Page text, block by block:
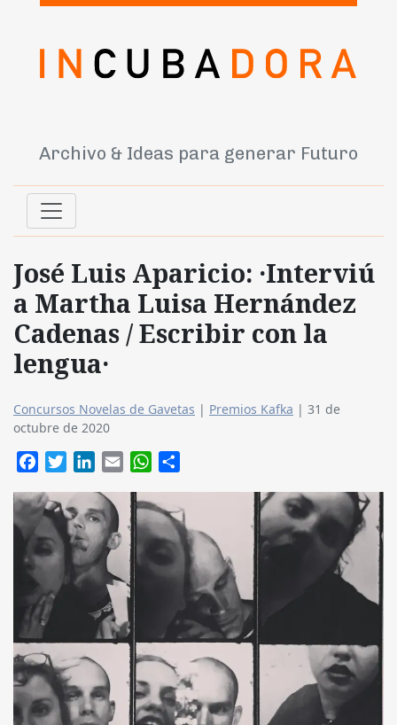
Archivo & Ideas para generar Futuro
José Luis Aparicio: ·Interviú
a Martha Luisa Hernández
Cadenas / Escribir con la
lengua·
Concursos Novelas de Gavetas | Premios Kafka | 31 de
octubre de 2020
FacebookTwitterLinkedIn
Email WhatsApp